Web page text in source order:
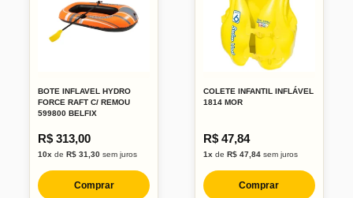
BOTE INFLAVEL HYDRO
FORCE RAFT C/ REMOU
599800 BELFIX
R$ 313,00
10x deR$ 31,30 sem juros
Comprar
COLETE INFANTIL INFLÁVEL
1814 MOR
R$ 47,84
1xde R$ 47,84sem juros
Comprar